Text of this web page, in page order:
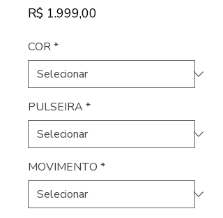
R$ 1.999,00
COR*
PULSEIRA*
MOVIMENTO *